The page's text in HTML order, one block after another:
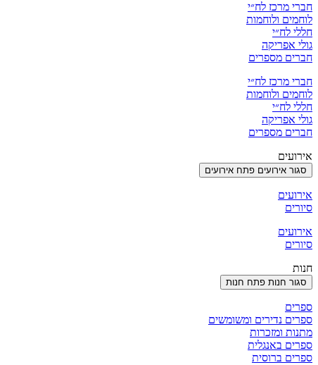
חברי מרכז לח״י
לוחמים ולוחמות
חללי לח״י
גולי אפריקה
חברים מספרים
חברי מרכז לח״י
לוחמים ולוחמות
חללי לח״י
גולי אפריקה
חברים מספרים
אירועים
סגור אירועים פתח אירועים
אירועים
סיורים
אירועים
סיורים
חנות
סגור חנות פתח חנות
ספרים
ספרים נדירים ומשומשים
מתנות ומזכרות
ספרים באנגלית
ספרים ברוסית